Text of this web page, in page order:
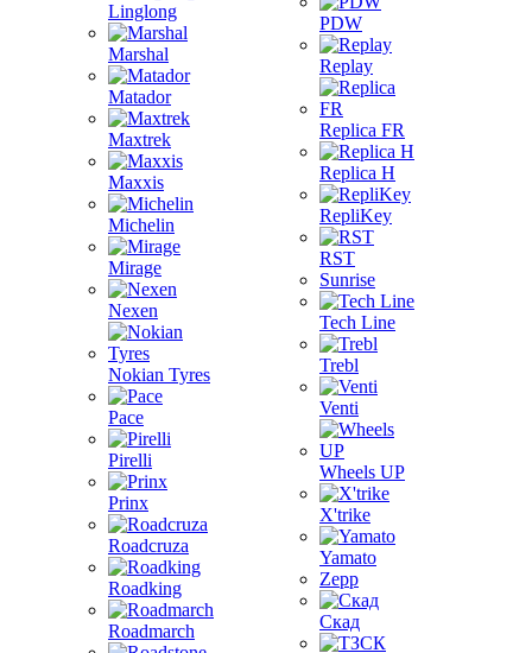
Linglong
Marshal
Matador
Maxtrek
Maxxis
Michelin
Mirage
Nexen
Nokian Tyres
Pace
Pirelli
Prinx
Roadcruza
Roadking
Roadmarch
PDW
Replay
Replica FR
Replica H
RepliKey
RST
Sunrise
Tech Line
Trebl
Venti
Wheels UP
X'trike
Yamato
Zepp
Скад